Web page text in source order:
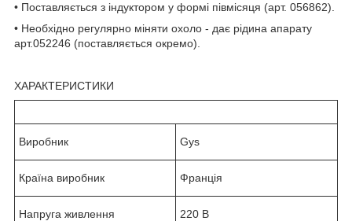
• Поставляється з індуктором у формі півмісяця (арт. 056862).
• Необхідно регулярно міняти охоло - дає рідина апарату
арт.052246 (поставляється окремо).
ХАРАКТЕРИСТИКИ
Виробник Gys
Країна виробник Франція
Напруга живлення 220 В